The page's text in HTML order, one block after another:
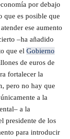
por debajo
que es posible que
ese aumento
–ha añadido
que el Gobierno
de euros de
fortalecer la
pero no hay que
a la
a la
presidente de los
para introducir